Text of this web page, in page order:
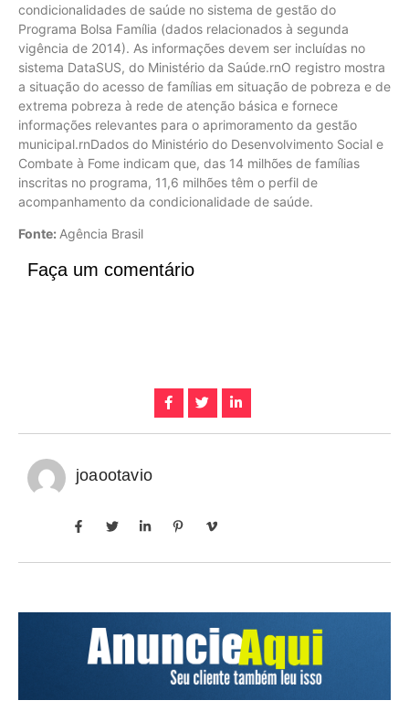
condicionalidades de saúde no sistema de gestão do
Programa Bolsa Família (dados relacionados à segunda
vigência de 2014). As informações devem ser incluídas no
sistema DataSUS, do Ministério da Saúde.rnO registro mostra
a situação do acesso de famílias em situação de pobreza e de
extrema pobreza à rede de atenção básica e fornece
informações relevantes para o aprimoramento da gestão
municipal.rnDados do Ministério do Desenvolvimento Social e
Combate à Fome indicam que, das 14 milhões de famílias
inscritas no programa, 11,6 milhões têm o perfil de
acompanhamento da condicionalidade de saúde.
Fonte: Agência Brasil
Faça um comentário
joaootavio